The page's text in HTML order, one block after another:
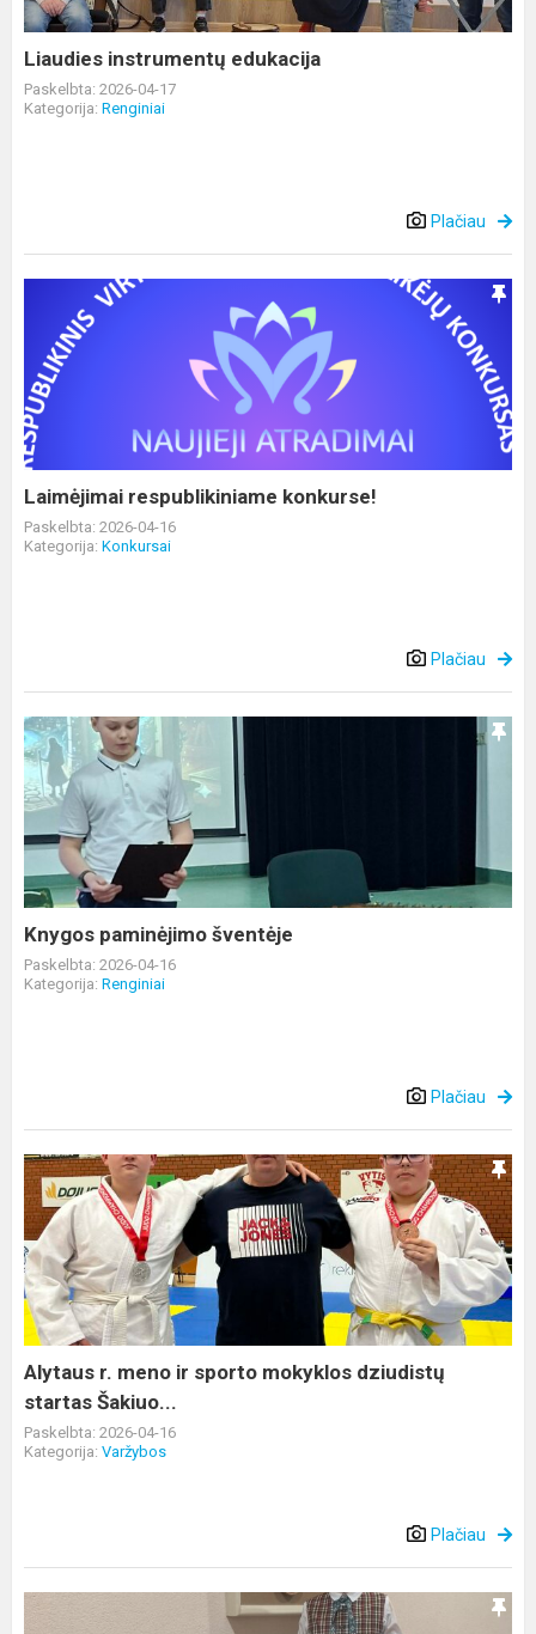
Liaudies instrumentų edukacija
Paskelbta: 2026-04-17
Kategorija: Renginiai
Plačiau
Laimėjimai
respublikiniame
konkurse!
Laimėjimai respublikiniame konkurse!
Paskelbta: 2026-04-16
Kategorija: Konkursai
Plačiau
Knygos
paminėjimo
šventėje
Knygos paminėjimo šventėje
Paskelbta: 2026-04-16
Kategorija: Renginiai
Plačiau
Alytaus
r.
meno
ir
sporto
mokyklos
dziudistų
startas
Šakiuo...
Alytaus r. meno ir sporto mokyklos dziudistų
startas Šakiuo...
Paskelbta: 2026-04-16
Kategorija: Varžybos
Plačiau
Armonikininkų